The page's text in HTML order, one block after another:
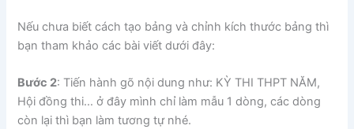
Nếu chưa biết cách tạo bảng và chỉnh kích thước bảng thì
bạn tham khảo các bài viết dưới đây:
Bước 2: Tiến hành gõ nội dung như: KỲ THI THPT NĂM,
Hội đồng thi… ở đây mình chỉ làm mẫu 1 dòng, các dòng
còn lại thì bạn làm tương tự nhé.